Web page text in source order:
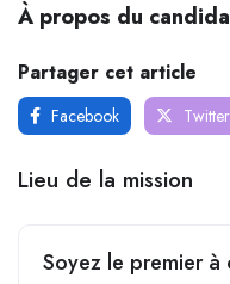
À propos du
Partager cet article
Facebook Twitter
Lieu de la mission
Soyez le premier à